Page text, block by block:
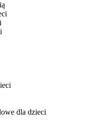
dla dzieci